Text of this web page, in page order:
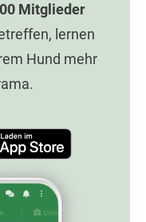
Mitglieder
lernen
Hund mehr